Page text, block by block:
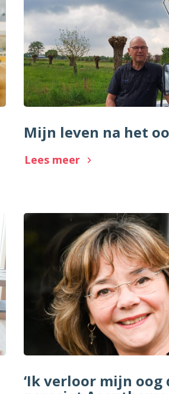
Mijn leven na het
Lees meer
‘Ik verloor mijn oog